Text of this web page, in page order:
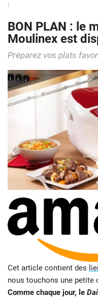
!
BON PLAN : le
Moulinex est
Préparez vos plats
Cet article contient des
nous touchons une petite
Comme chaque jour, le